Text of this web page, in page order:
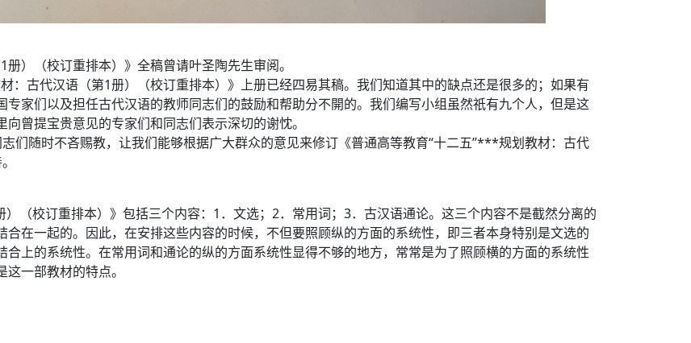
）（校订重排本）》全稿曾请叶圣陶先生审阅。
：古代汉语（第1册）（校订重排本）》上册已经四易其稿。我们知道其中的缺点还是很多的；如果有
家们以及担任古代汉语的教师同志们的鼓励和帮助分不開的。我们编写小组虽然祇有九个人，但是这
曾提宝贵意见的专家们和同志们表示深切的谢忱。
们随时不吝赐教，让我们能够根据广大群众的意见来修订《普通高等教育“十二五”***规划教材：古代
）（校订重排本）》包括三个内容：1．文选；2．常用词；3．古汉语通论。这三个内容不是截然分离的
在一起的。因此，在安排这些内容的时候，不但要照顾纵的方面的系统性，即三者本身特别是文选的
上的系统性。在常用词和通论的纵的方面系统性显得不够的地方，常常是为了照顾横的方面的系统性
一部教材的特点。